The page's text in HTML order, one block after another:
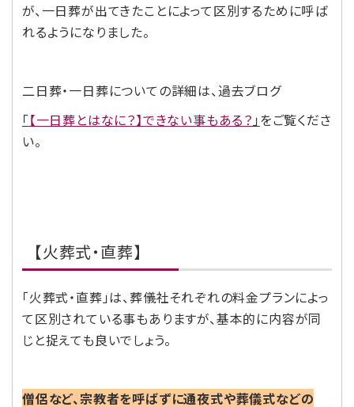
が、一日葬が出てきたことによって区別するために呼ば
れるようになりました。
二日葬・一日葬についての詳細は、過去ブログ
「【一日葬とはなに？】できない事もある？ 」をご覧くださ
い。
【火葬式・直葬】
「火葬式・直葬」は、葬儀社それぞれの料金プランによっ
て区別されている事もありますが、基本的に内容が同
じと捉えても良いでしょう。
僧侶など、宗教者を呼ばずに通夜式や葬儀式などの